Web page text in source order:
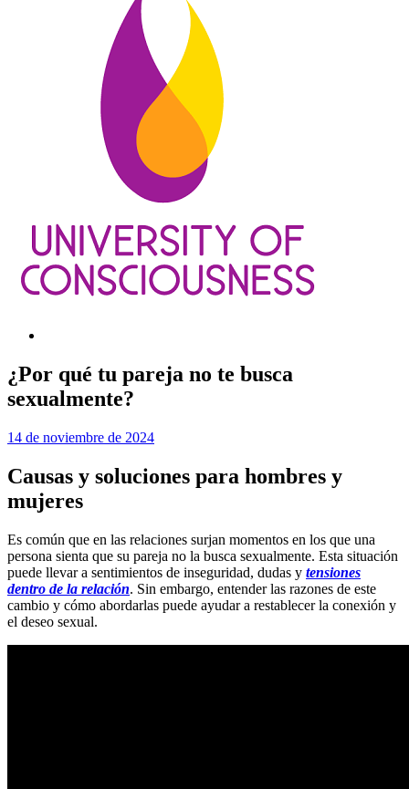
¿Por qué tu pareja no te busca
sexualmente?
14 de noviembre de 2024
Causas y soluciones para hombres y
mujeres
Es común que en las relaciones surjan momentos en los que una
persona sienta que su pareja no la busca sexualmente. Esta situación
puede llevar a sentimientos de inseguridad, dudas y tensiones
dentro de la relación. Sin embargo, entender las razones de este
cambio y cómo abordarlas puede ayudar a restablecer la conexión y
el deseo sexual.